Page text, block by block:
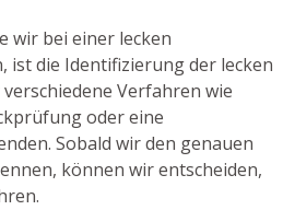
wir bei einer lecken
ist die Identifizierung der lecken
Verfahren wie
oder eine
Sobald wir den genauen
können wir entscheiden,